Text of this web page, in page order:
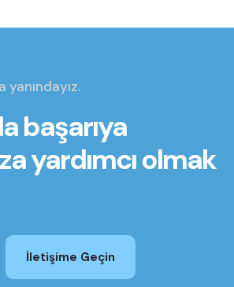
yanındayız.
başarıya
yardımcı olmak
İletişime Geçin